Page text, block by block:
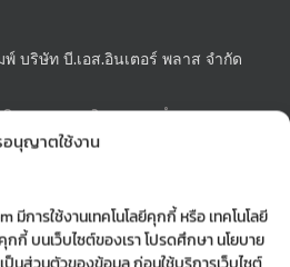
นุญาตใช้งาน
มีการใช้งานเทคโนโลยีคุกกี้ หรือ เทคโนโลยี
บนเว็บไซต์ของเรา โปรดศึกษา นโยบาย
บริษัท บี.เอส.อินเตอร์ พลาส จำกัด
ถนนพระราม 2 แขวงแสมดำ เขต
บริษัท บี.เอส. อินเตอร์ พลาส จำกัด